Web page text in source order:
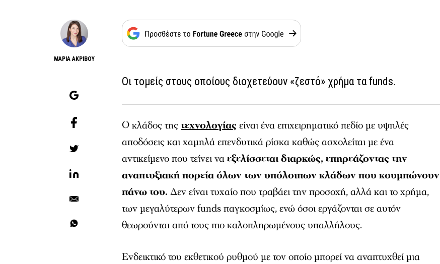
ΜΑΡΙΑ ΑΚΡΙΒΟΥ
Οι τομείς στους οποίους διοχετεύουν «ζεστό» χρήμα τα funds.
Ο κλάδος τηςτεχνολογίας είναι ένα επιχειρηματικό πεδίο με υψηλές
αποδόσεις και χαμηλά επενδυτικά ρίσκα καθώς ασχολείται με ένα
αντικείμενο που τείνει ναεξελίσσεται διαρκώς, επηρεάζοντας την
αναπτυξιακή πορεία όλων των υπόλοιπων κλάδων που κουμπώνουν
πάνω του. Δεν είναι τυχαίο που τραβάει την προσοχή, αλλά και το χρήμα,
των μεγαλύτερων funds παγκοσμίως, ενώ όσοι εργάζονται σε αυτόν
θεωρούνται από τους πιο καλοπληρωμένους υπαλλήλους.
Ενδεικτικό του εκθετικού ρυθμού με τον οποίο μπορεί να αναπτυχθεί μια